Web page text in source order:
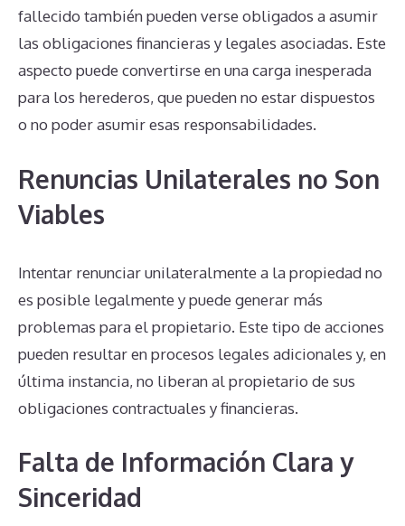
fallecido también pueden verse obligados a asumir
las obligaciones financieras y legales asociadas. Este
aspecto puede convertirse en una carga inesperada
para los herederos, que pueden no estar dispuestos
o no poder asumir esas responsabilidades.
Renuncias Unilaterales no Son
Viables
Intentar renunciar unilateralmente a la propiedad no
es posible legalmente y puede generar más
problemas para el propietario. Este tipo de acciones
pueden resultar en procesos legales adicionales y, en
última instancia, no liberan al propietario de sus
obligaciones contractuales y financieras.
Falta de Información Clara y
Sinceridad